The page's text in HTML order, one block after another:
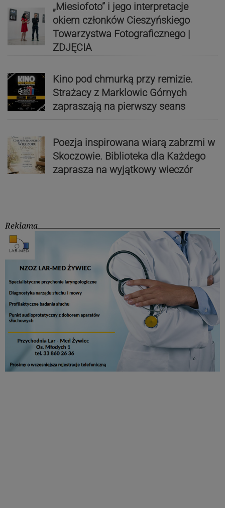
„Miesiofoto” i jego interpretacje
okiem członków Cieszyńskiego
Towarzystwa Fotograficznego |
ZDJĘCIA
Kino pod chmurką przy remizie.
Strażacy z Marklowic Górnych
zapraszają na pierwszy seans
Poezja inspirowana wiarą zabrzmi w
Skoczowie. Biblioteka dla Każdego
zaprasza na wyjątkowy wieczór
Reklama